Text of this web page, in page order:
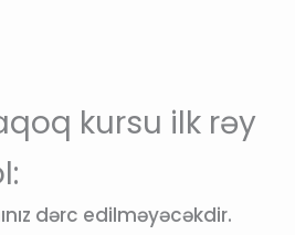
kursu ilk rəy
dərc edilməyəcəkdir.